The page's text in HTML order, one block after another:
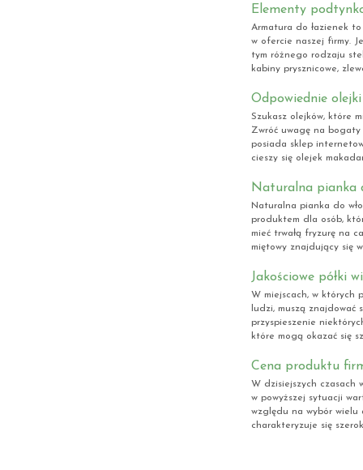
Elementy
Armatura do łazienek
w ofercie naszej firmy.
tym różnego rodzaju
kabiny prysznicowe,
Odpowiednie
Szukasz olejków, które
Zwróć uwagę na
posiada sklep
cieszy się olejek
Naturalna pianka
Naturalna pianka do
produktem dla osób,
mieć trwałą fryzurę na
miętowy znajdujący się
Jakościowe półki
W miejscach, w których
ludzi, muszą znajdować
przyspieszenie
które mogą okazać się
Cena produktu
W dzisiejszych czasach
w powyższej sytuacji
względu na wybór wielu
charakteryzuje się